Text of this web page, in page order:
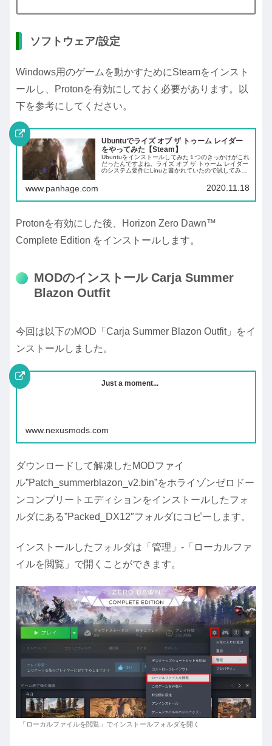
ソフトウェア/設定
Windows用のゲームを動かすためにSteamをインスト
ールし、Protonを有効にしておく必要があります。以
下を参考にしてください。
Ubuntuでライズ オブ ザ トゥーム レイダー
をやってみた【Steam】
Ubuntuをインストールしてみた１つのきっかけがこれ
だったんですよね。ライズ オブ ザ トゥーム レイダー
のシステム要件にLinuと書かれていたので試してみた
www.panhage.com 2020.11.18
Protonを有効にした後、Horizon Zero Dawn™
Complete Edition をインストールします。
MODのインストール Carja Summer
Blazon Outfit
今回は以下のMOD「Carja Summer Blazon Outfit」をイ
ンストールしました。
Just a moment...
www.nexusmods.com
ダウンロードして解凍したMODファイ
ル”Patch_summerblazon_v2.bin”をホライゾンゼロドー
ンコンプリートエディションをインストールしたフォ
ルダにある”Packed_DX12″フォルダにコピーします。
インストールしたフォルダは「管理」-「ローカルファ
イルを閲覧」で開くことができます。
「ローカルファイルを閲覧」でインストールフォルダを開く